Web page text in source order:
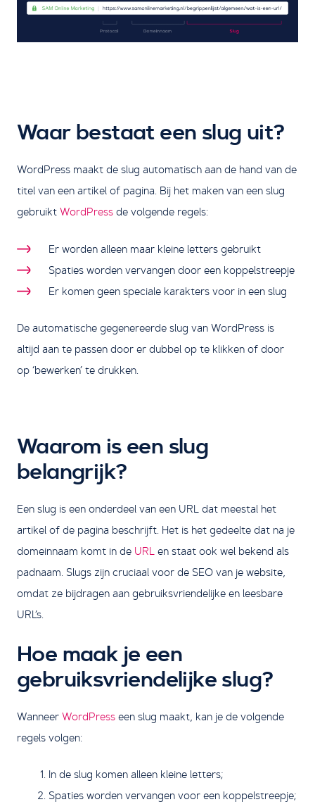
Waar bestaat een slug uit?
WordPress maakt de slug automatisch aan de hand van de
titel van een artikel of pagina. Bij het maken van een slug
gebruikt WordPress de volgende regels:
Er worden alleen maar kleine letters gebruikt
Spaties worden vervangen door een koppelstreepje
Er komen geen speciale karakters voor in een slug
De automatische gegenereerde slug van WordPress is
altijd aan te passen door er dubbel op te klikken of door
op ‘bewerken’ te drukken.
Waarom is een slug
belangrijk?
Een slug is een onderdeel van een URL dat meestal het
artikel of de pagina beschrijft. Het is het gedeelte dat na je
domeinnaam komt in de URL en staat ook wel bekend als
padnaam. Slugs zijn cruciaal voor de SEO van je website,
omdat ze bijdragen aan gebruiksvriendelijke en leesbare
URL’s.
Hoe maak je een
gebruiksvriendelijke slug?
Wanneer WordPress een slug maakt, kan je de volgende
regels volgen:
In de slug komen alleen kleine letters;
Spaties worden vervangen voor een koppelstreepje;